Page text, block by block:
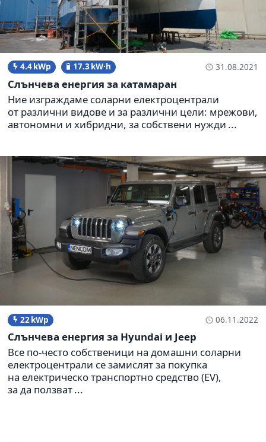
31.08.2021
4.4 kWp 17.3 kW·h
Слънчева енергия за катамаран
Ние изграждаме соларни електроцентрали
от различни видове и за различни цели: мрежови,
автономни и хибридни, за собствени нужди ...
06.11.2022
22 kWp
Слънчева енергия за Hyundai и Jeep
Все по-често собственици на домашни соларни
електроцентрали се замислят за покупка
на електрическо транспортно средство (EV),
за да ползват ...